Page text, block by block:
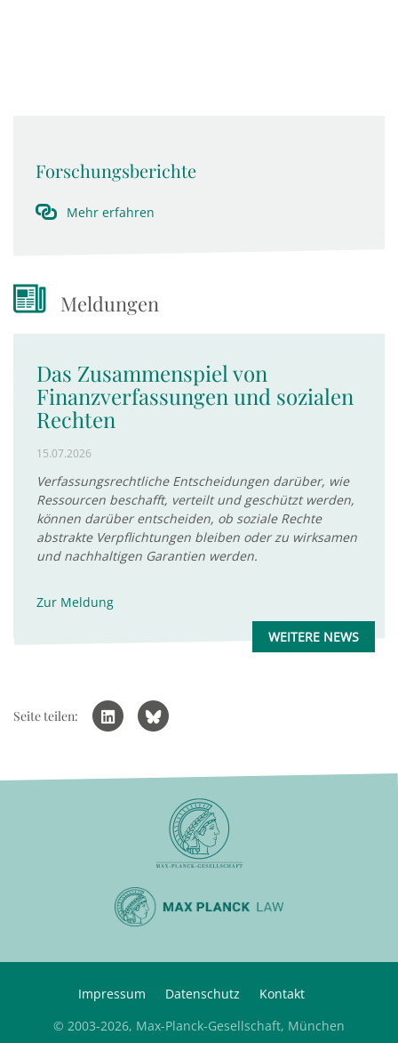
Forschungsberichte
Mehr erfahren
Meldungen
Das Zusammenspiel von
Finanzverfassungen und sozialen
Rechten
15.07.2026
Verfassungsrechtliche Entscheidungen darüber, wie
Ressourcen beschafft, verteilt und geschützt werden,
können darüber entscheiden, ob soziale Rechte
abstrakte Verpflichtungen bleiben oder zu wirksamen
und nachhaltigen Garantien werden.
Zur Meldung
WEITERE NEWS
Seite teilen:
Impressum Datenschutz
Kontakt
© 2003-2026, Max-Planck-Gesellschaft, München